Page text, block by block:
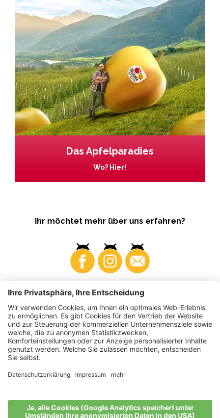
Das Apfelparadies
Wo? Hier!
Ihr möchtet mehr über uns erfahren?
Business Produzenten
2026
VI.P Gen. landw. Gesellschaft
Impressum • Cookie-Einstellungen Datenschutz
Barrierefreiheitserklärung•Sitemap